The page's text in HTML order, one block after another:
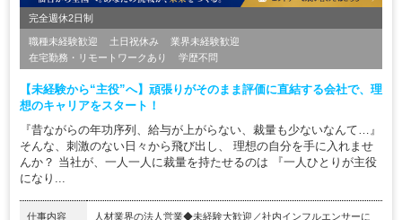
完全週休2日制
職種未経験歓迎 土日祝休み
業界未経験歓迎
在宅勤務・リモートワークあり
学歴不問
【未経験から“主役”へ】頑張りがそのまま評価に直結する会社で、理
想のキャリアをスタート！
『昔ながらの年功序列、給与が上がらない、裁量も少ないなんて…』
そんな、刺激のない日々から飛び出し、 理想の自分を手に入れませ
んか？ 当社が、一人一人に裁量を持たせるのは 『一人ひとりが主役
になり...
仕事内容
人材業界の法人営業◆未経験大歓迎／社内インフルエンサーに